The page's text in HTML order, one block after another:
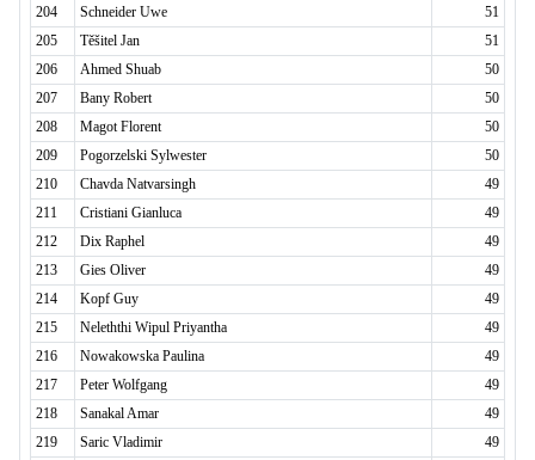
204
Schneider Uwe
51
205
Těšitel Jan
51
206
Ahmed Shuab
50
207
Bany Robert
50
208
Magot Florent
50
209
Pogorzelski Sylwester
50
210
Chavda Natvarsingh
49
211
Cristiani Gianluca
49
212
Dix Raphel
49
213
Gies Oliver
49
214
Kopf Guy
49
215
Neleththi Wipul Priyantha
49
216
Nowakowska Paulina
49
217
Peter Wolfgang
49
218
Sanakal Amar
49
219
Saric Vladimir
49